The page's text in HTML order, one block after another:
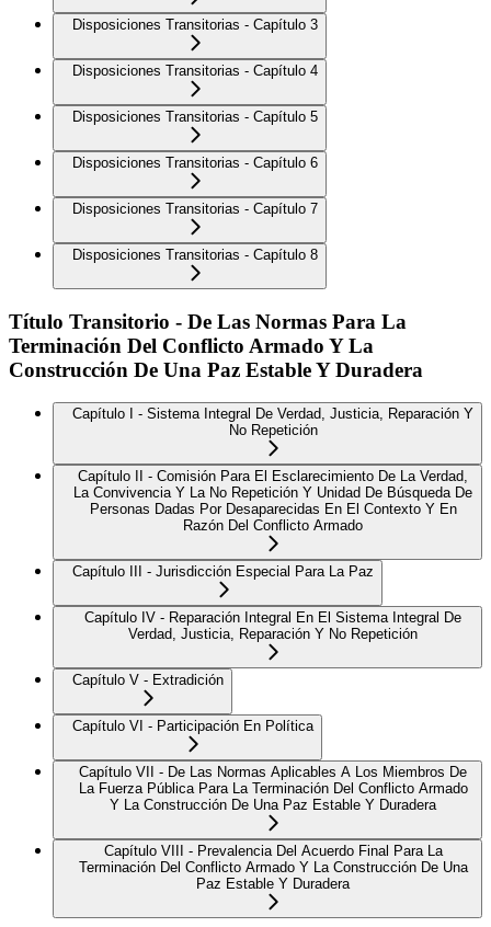
Disposiciones Transitorias - Capítulo 3
Disposiciones Transitorias - Capítulo 4
Disposiciones Transitorias - Capítulo 5
Disposiciones Transitorias - Capítulo 6
Disposiciones Transitorias - Capítulo 7
Disposiciones Transitorias - Capítulo 8
Título Transitorio - De Las Normas Para La
Terminación Del Conflicto Armado Y La
Construcción De Una Paz Estable Y Duradera
Capítulo I - Sistema Integral De Verdad, Justicia, Reparación Y
No Repetición
Capítulo II - Comisión Para El Esclarecimiento De La Verdad,
La Convivencia Y La No Repetición Y Unidad De Búsqueda De
Personas Dadas Por Desaparecidas En El Contexto Y En
Razón Del Conflicto Armado
Capítulo III - Jurisdicción Especial Para La Paz
Capítulo IV - Reparación Integral En El Sistema Integral De
Verdad, Justicia, Reparación Y No Repetición
Capítulo V - Extradición
Capítulo VI - Participación En Política
Capítulo VII - De Las Normas Aplicables A Los Miembros De
La Fuerza Pública Para La Terminación Del Conflicto Armado
Y La Construcción De Una Paz Estable Y Duradera
Capítulo VIII - Prevalencia Del Acuerdo Final Para La
Terminación Del Conflicto Armado Y La Construcción De Una
Paz Estable Y Duradera